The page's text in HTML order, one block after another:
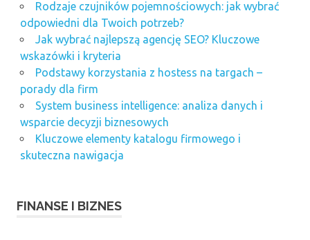
Rodzaje czujników pojemnościowych: jak wybrać
odpowiedni dla Twoich potrzeb?
Jak wybrać najlepszą agencję SEO? Kluczowe
wskazówki i kryteria
Podstawy korzystania z hostess na targach –
porady dla firm
System business intelligence: analiza danych i
wsparcie decyzji biznesowych
Kluczowe elementy katalogu firmowego i
skuteczna nawigacja
FINANSE I BIZNES